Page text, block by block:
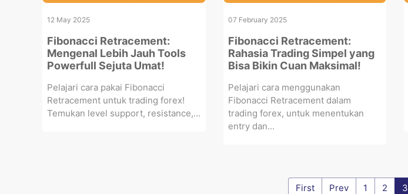
12 May 2025
Fibonacci Retracement:
Mengenal Lebih Jauh Tools
Powerfull Sejuta Umat!
Pelajari cara pakai Fibonacci
Retracement untuk trading forex!
Temukan level support, resistance,...
07 February 2025
Fibonacci Retracement:
Rahasia Trading Simpel yang
Bisa Bikin Cuan Maksimal!
Pelajari cara menggunakan
Fibonacci Retracement dalam
trading forex, untuk menentukan
entry dan...
First Prev 1 2 3